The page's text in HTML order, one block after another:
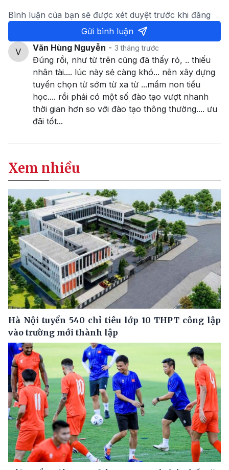
Bình luận của bạn sẽ được xét duyệt trước khi đăng
Gửi bình luận
Văn Hùng Nguyễn - 3 tháng trước
Đúng rồi, như từ trên cũng đã thấy rỏ, .. thiếu
nhân tài.... lúc này sẻ càng khó... nên xây dựng
tuyển chọn từ sớm từ xa từ ...mầm non tiểu
học.... rồi phải có một số đào tạo vượt nhanh
thời gian hơn so với đào tạo thông thường.... ưu
đãi tốt...
Xem nhiều
Hà Nội tuyển 540 chỉ tiêu lớp 10 THPT công lập
vào trường mới thành lập